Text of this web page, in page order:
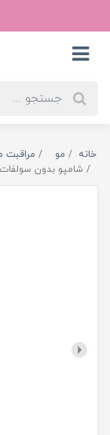
خانه مو مراقبت
شامپو بدون